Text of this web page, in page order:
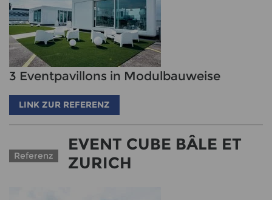
3 Eventpavillons in Modulbauweise
LINK ZUR REFERENZ
Referenz
EVENT CUBE BÂLE ET
ZURICH